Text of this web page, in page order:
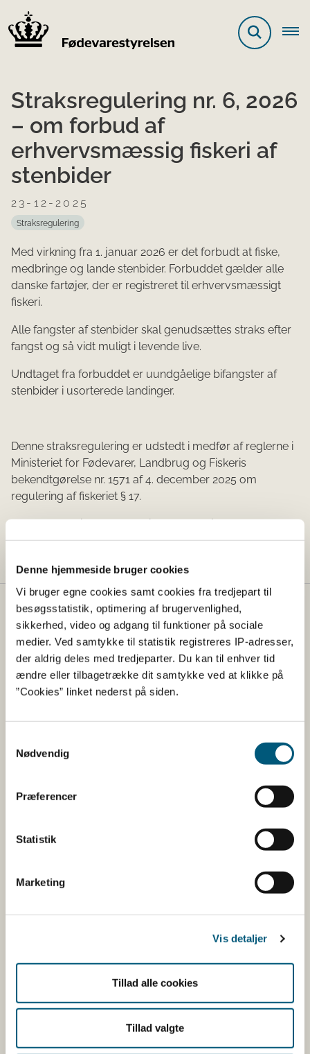
Denne hjemmeside bruger cookies
Vi bruger egne cookies samt cookies fra tredjepart til
besøgsstatistik, optimering af brugervenlighed,
sikkerhed, video og adgang til funktioner på sociale
medier. Ved samtykke til statistik registreres IP-adresser,
der aldrig deles med tredjeparter. Du kan til enhver tid
ændre eller tilbagetrække dit samtykke ved at klikke på
”Cookies” linket nederst på siden.
Nødvendig
Præferencer
Statistik
Marketing
Vis detaljer
Tillad alle cookies
Tillad valgte
Straksregulering nr. 6, 2026
– om forbud af
erhvervsmæssig fiskeri af
stenbider
23-12-2025
Straksregulering
Med virkning fra 1. januar 2026 er det forbudt at fiske,
medbringe og lande stenbider. Forbuddet gælder alle
danske fartøjer, der er registreret til erhvervsmæssigt
fiskeri.
Alle fangster af stenbider skal genudsættes straks efter
fangst og så vidt muligt i levende live.
Undtaget fra forbuddet er uundgåelige bifangster af
stenbider i usorterede landinger.
Denne straksregulering er udstedt i medfør af reglerne i
Ministeriet for Fødevarer, Landbrug og Fiskeris
bekendtgørelse nr. 1571 af 4. december 2025 om
regulering af fiskeriet § 17.
Straksreguleringen træder i kraft den 1. januar 2026 og
er gældende til og med 31. december 2026.
Fødevarestyrelsen
Fødevarestyrelsen er en styrelse under
Erhvervsministeriet. Styrelsen arbejder med hele
fødevarekæden fra jord til bord med fokus på
dyresundhed og sikker, sund mad. Vi står bag De
fra cafeer, restauranter og supermarkeder.
Fødevarestyrelsen
Tlf. 72 2​​​7 69 00
EAN
Torsdag: 9-12 og 13-15
Fredag: 9-12
Følg os